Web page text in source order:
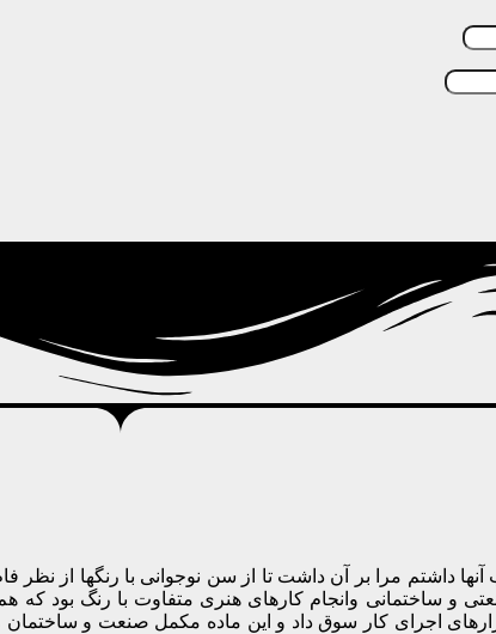
داشتم مرا بر آن داشت تا از سن نوجوانی با رنگها از
و ساختمانی وانجام کارهای هنری متفاوت با رنگ بود که
اجرای کار سوق داد و این ماده مکمل صنعت و ساختمان